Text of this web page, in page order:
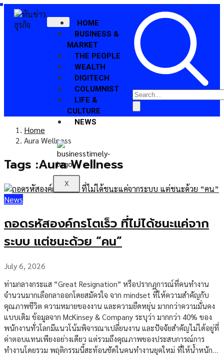
HOME
BUSINESS &
MARKET
THE PEOPLE
WEALTH
DIGITECH
COLUMNIST
LIFE &
CULTURE
NEWS
X
Home
Aura Wellness
Tags :Aura Wellness
News
ถอดรหัสองค์กรโตเร็ว ที่ไม่ได้ชนะแค่จาก
ระบบ แต่ชนะด้วย “คน”
July 6, 2026
ท่ามกลางกระแส “Great Resignation” หรือปรากฏการณ์ที่คนทำงาน
จำนวนมากเลือกลาออกโดยสมัครใจ จาก mindset ที่ให้ความสำคัญกับ
คุณภาพชีวิต ความหมายของงาน และความยืดหยุ่น มากกว่าความมั่นคง
แบบเดิม ข้อมูลจาก McKinsey & Company ระบุว่า มากกว่า 40% ของ
พนักงานทั่วโลกมีแนวโน้มพิจารณาเปลี่ยนงาน และปัจจัยสำคัญไม่ได้อยู่ที่
ค่าตอบแทนเพียงอย่างเดียว แต่รวมถึงคุณภาพของประสบการณ์การ
ทำงานโดยรวม พฤติกรรมนี้สะท้อนชัดในคนทำงานยุคใหม่ ที่ให้น้ำหนัก